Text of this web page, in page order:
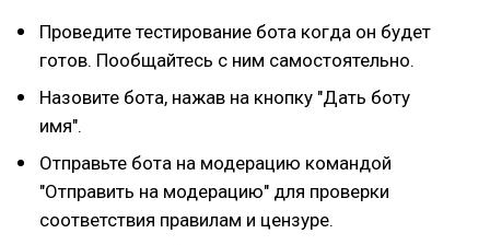
Проведите тестирование бота когда он будет
готов. Пообщайтесь с ним самостоятельно.
Назовите бота, нажав на кнопку "Дать боту
имя".
Отправьте бота на модерацию командой
"Отправить на модерацию" для проверки
соответствия правилам и цензуре.